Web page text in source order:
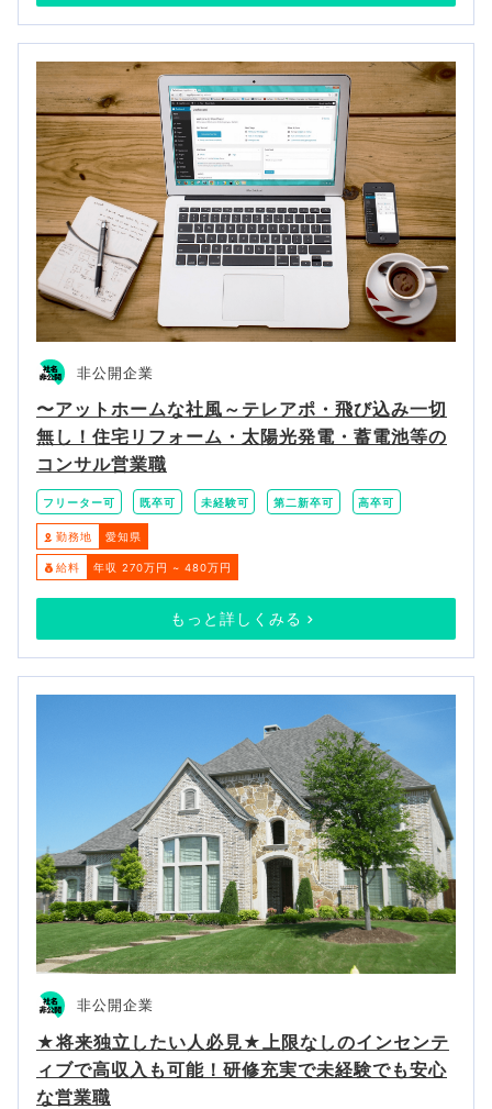
非公開企業
〜アットホームな社風～テレアポ・飛び込み一切
無し！住宅リフォーム・太陽光発電・蓄電池等の
コンサル営業職
フリーター可 既卒可 未経験可 第二新卒可 高卒可
勤務地 愛知県
給料 年収 270万円 ~ 480万円
もっと詳しくみる
非公開企業
★将来独立したい人必見★上限なしのインセンテ
ィブで高収入も可能！研修充実で未経験でも安心
な営業職